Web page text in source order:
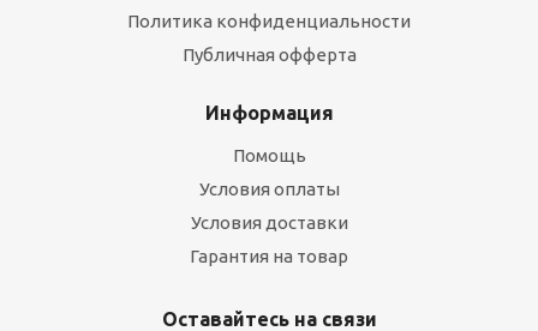
Политика конфиденциальности
Публичная офферта
Информация
Помощь
Условия оплаты
Условия доставки
Гарантия на товар
Оставайтесь на связи